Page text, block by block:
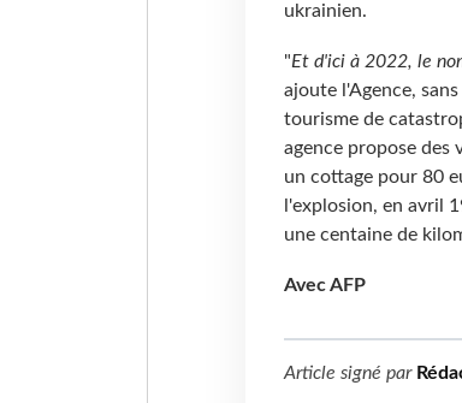
ukrainien.
"Et d'ici à 2022, le
ajoute l'Agence,
tourisme de
agence propose des
un cottage pour 80
l'explosion, en avril
une centaine de
Avec AFP
Article signé par